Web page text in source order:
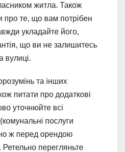
житла. Також
про те, що вам потрібен
укладайте його,
що ви не залишитесь
вулиці.
та інших
питати про додаткові
уточнюйте всі
послуги
ж перед орендою
Ретельно перегляньте